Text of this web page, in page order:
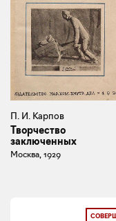
П. И. Карпов
Творчество
заключенных
Москва, 1929